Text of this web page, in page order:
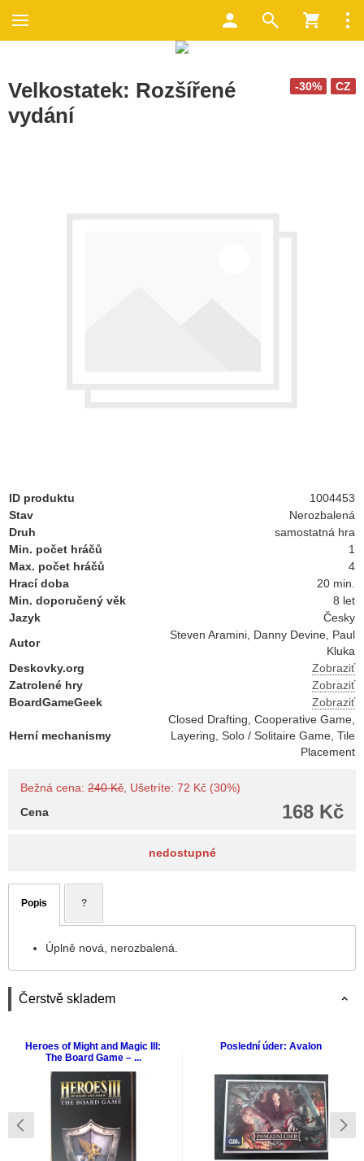
CZ
-30%
Velkostatek: Rozšířené
vydání
ID produktu
1004453
Stav
Nerozbalená
Druh
samostatná hra
Min. počet hráčů
1
Max. počet hráčů
4
Hrací doba
20 min.
Min. doporučený věk
8 let
Jazyk
Česky
Autor
Steven Aramini, Danny Devine, Paul
Kluka
Deskovky.org
Zobraziť
Zatrolené hry
Zobraziť
BoardGameGeek
Zobraziť
Herní mechanismy
Closed Drafting, Cooperative Game,
Layering, Solo / Solitaire Game, Tile
Placement
Bežná cena: 240 Kč , Ušetríte: 72 Kč (30%)
168 Kč
Cena
nedostupné
Popis ?
Úplně nová, nerozbalená.
Čerstvě skladem
Heroes of Might and Magic III:
The Board Game – ...
Poslední úder: Avalon